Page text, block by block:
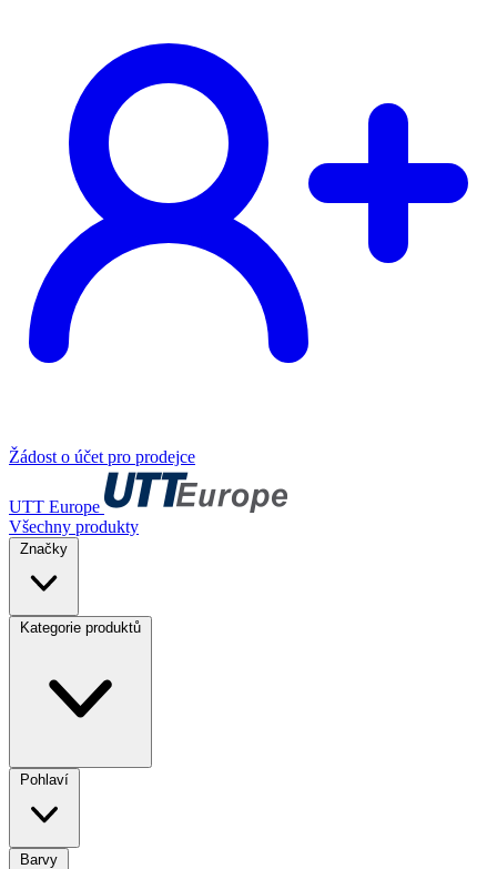
Žádost o účet pro prodejce
UTT Europe
Všechny produkty
Značky
Kategorie produktů
Pohlaví
Barvy